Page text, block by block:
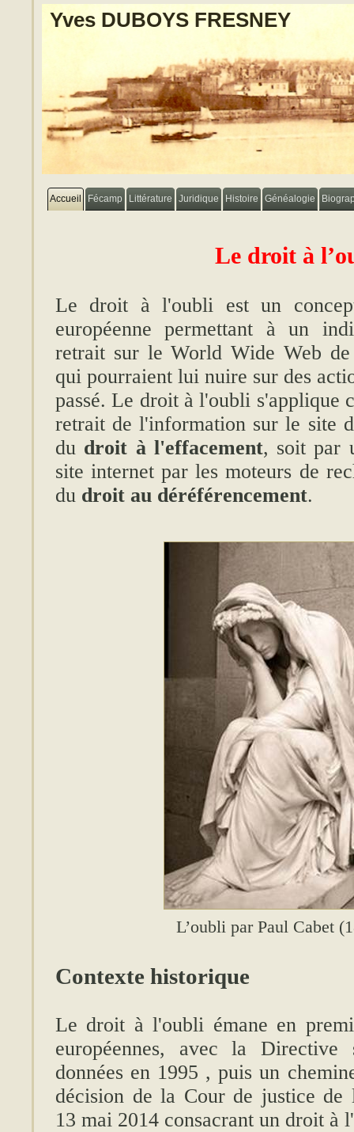
Yves DUBOYS FRESNEY
Accueil Fécamp Littérature Juridique Histoire Généalogie
Le droit à
Le droit à l'oubli est un
européenne permettant à un
retrait sur le World Wide Web de
qui pourraient lui nuire sur des
passé. Le droit à l'oubli s'applique
retrait de l'information sur le site
du droit à l'effacement, soit par
site internet par les moteurs de
du droit au déréférencement.
L’oubli par Paul Cabet
Contexte historique
Le droit à l'oubli émane en
européennes, avec la
données en 1995 , puis un
décision de la Cour de justice de
13 mai 2014 consacrant un droit à